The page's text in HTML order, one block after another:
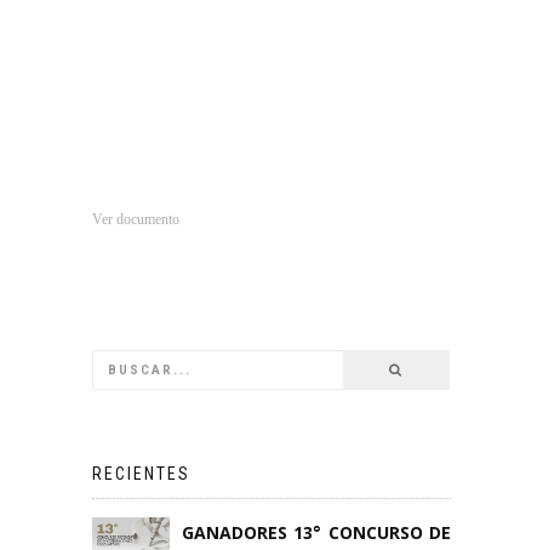
Ver documento
RECIENTES
GANADORES 13° CONCURSO DE